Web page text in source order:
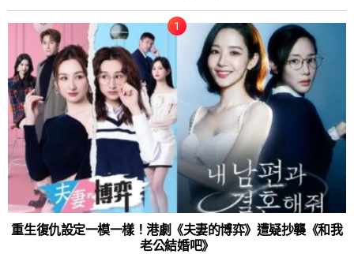
重生復仇設定一模一樣！港劇《夫妻的博弈》遭疑抄襲《和我
老公結婚吧》